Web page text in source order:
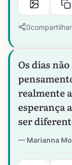
0
Os dias
realmente
esperança
ser
Marianna